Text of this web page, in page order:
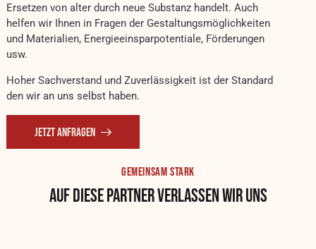
Ersetzen von alter durch neue Substanz handelt. Auch
helfen wir Ihnen in Fragen der Gestaltungsmöglichkeiten
und Materialien, Energieeinsparpotentiale, Förderungen
usw.
Hoher Sachverstand und Zuverlässigkeit ist der Standard
den wir an uns selbst haben.
JETZT ANFRAGEN
GEMEINSAM STARK
AUF DIESE PARTNER VERLASSEN WIR UNS